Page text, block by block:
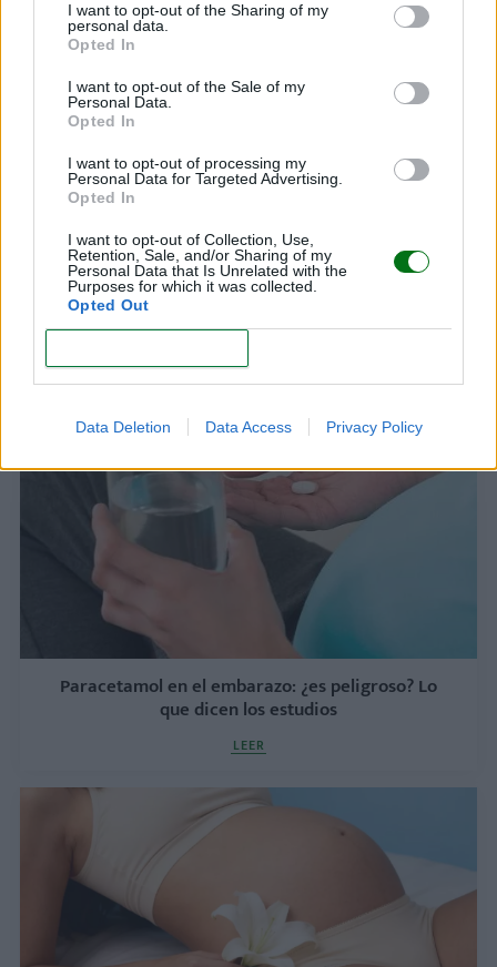
I want to opt-out of the Sharing of my
personal data.
Opted In
I want to opt-out of the Sale of my
Personal Data.
Opted In
I want to opt-out of processing my
Personal Data for Targeted Advertising.
Opted In
I want to opt-out of Collection, Use,
Retention, Sale, and/or Sharing of my
Personal Data that Is Unrelated with the
Purposes for which it was collected.
Opted Out
Data Deletion Data Access Privacy Policy
Te puede interesar…
10 consejos para disfrutar de la playa durante el
embarazo
Paracetamol en el embarazo: ¿es peligroso? Lo
que dicen los estudios
LEER